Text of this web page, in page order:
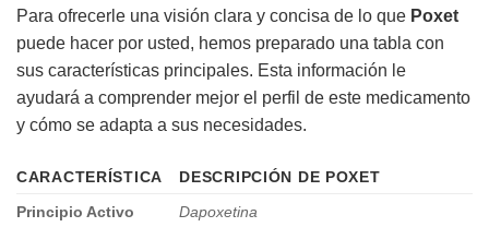
Para ofrecerle una visión clara y concisa de lo que Poxet
puede hacer por usted, hemos preparado una tabla con
sus características principales. Esta información le
ayudará a comprender mejor el perfil de este medicamento
y cómo se adapta a sus necesidades.
CARACTERÍSTICA DESCRIPCIÓN DE POXET
Principio Activo
Dapoxetina